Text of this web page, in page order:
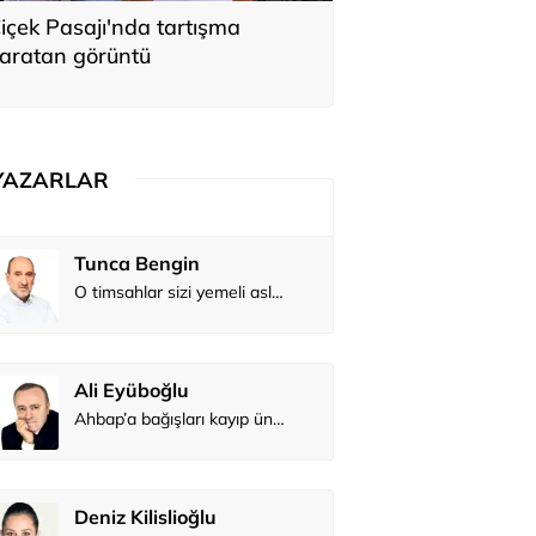
Pasajı'nda tartışma
görüntü
Tunca Bengin
O timsahlar sizi yemeli aslında!...
Ali Eyüboğlu
Ahbap’a bağışları kayıp ünlüler var
Deniz Kilislioğlu